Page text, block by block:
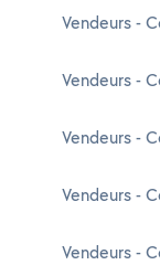
Vendeurs -
Vendeurs -
Vendeurs -
Vendeurs -
Vendeurs -